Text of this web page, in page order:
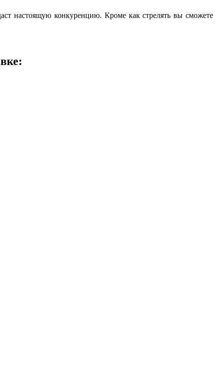
настоящую конкуренцию. Кроме как стрелять вы сможете